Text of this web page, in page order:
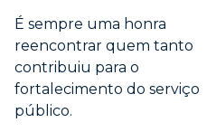
É sempre uma honra
reencontrar quem tanto
contribuiu para o
fortalecimento do serviço
público.